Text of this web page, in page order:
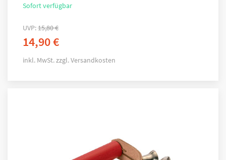
Sofort verfügbar
UVP:15,80€
14,90€
inkl. MwSt.zzgl.Versandkosten